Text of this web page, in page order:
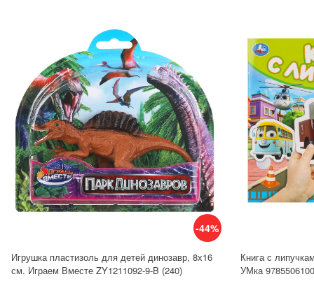
-44%
Игрушка пластизоль для детей динозавр, 8х16
см. Играем Вместе ZY1211092-9-B (240)
Книга с
УМка